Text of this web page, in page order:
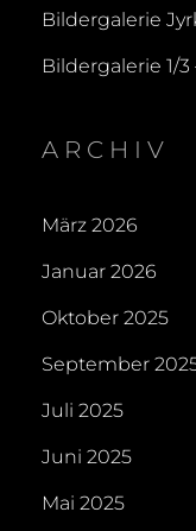
Bildergalerie
Bildergalerie 1/3
ARCHIV
März 2026
Januar 2026
Oktober 2025
September
Juli 2025
Juni 2025
Mai 2025